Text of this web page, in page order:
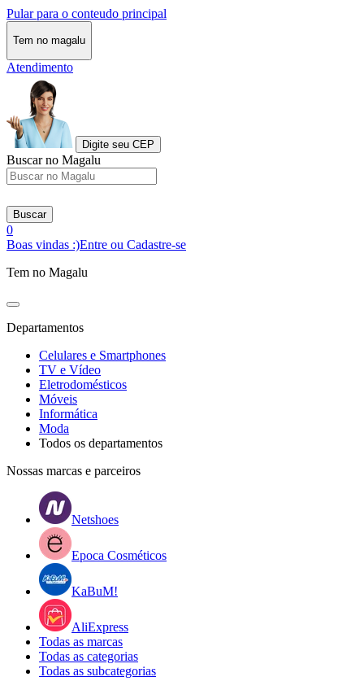
Pular para o conteudo principal
Tem no magalu
Atendimento
Digite seu CEP
Buscar no Magalu
Buscar
0
Boas vindas :)Entre ou Cadastre-se
Tem no Magalu
Departamentos
Celulares e Smartphones
TV e Vídeo
Eletrodomésticos
Móveis
Informática
Moda
Todos os departamentos
Nossas marcas e parceiros
Netshoes
Epoca Cosméticos
KaBuM!
AliExpress
Todas as marcas
Todas as categorias
Todas as subcategorias